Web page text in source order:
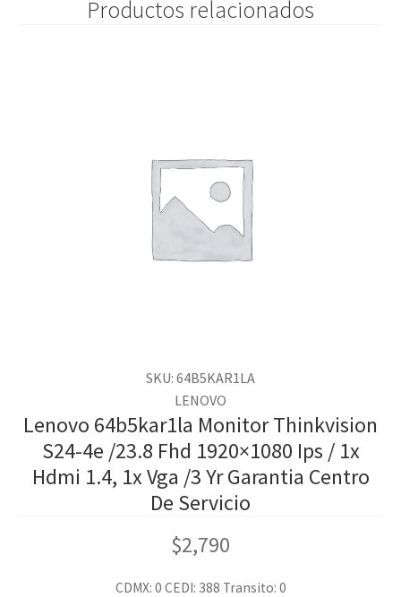
Productos relacionados
SKU: 64B5KAR1LA
LENOVO
Lenovo 64b5kar1la Monitor Thinkvision
S24-4e /23.8 Fhd 1920×1080 Ips / 1x
Hdmi 1.4, 1x Vga /3 Yr Garantia Centro
De Servicio
$2,790
CDMX: 0 CEDI: 388 Transito: 0